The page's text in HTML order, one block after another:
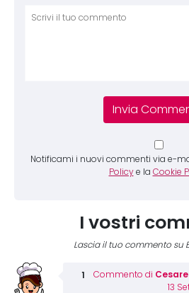
Notificami i nuovi commenti via e-
Policy e la Cookie
I vostri
Lascia il tuo commento su
Commento di
13